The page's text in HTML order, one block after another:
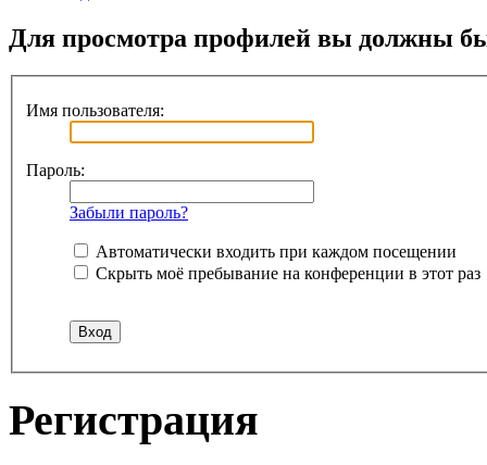
Для просмотра профилей вы должны
Имя пользователя:
Пароль:
Забыли пароль?
Автоматически входить при каждом посещении
Скрыть моё пребывание на конференции в этот раз
Регистрация